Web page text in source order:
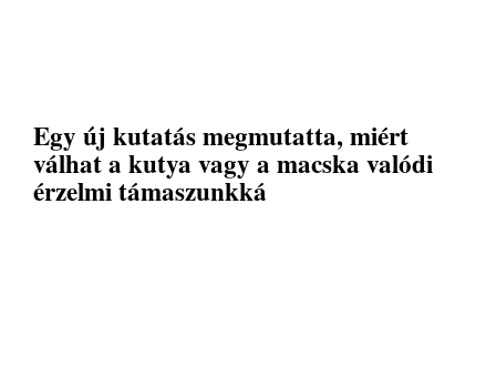
Egy új kutatás megmutatta, miért
válhat a kutya vagy a macska valódi
érzelmi támaszunkká